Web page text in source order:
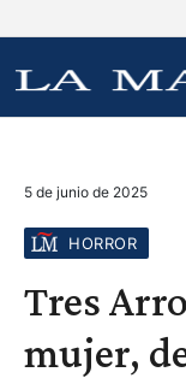
5 de junio de 2025
HORROR
Tres
mujer,